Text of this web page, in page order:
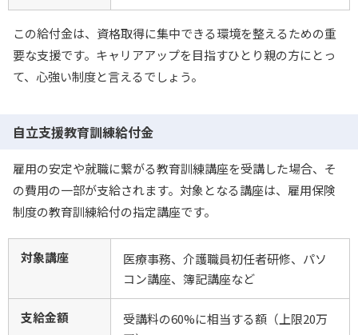
この給付金は、資格取得に集中できる環境を整えるための重
要な支援です。キャリアアップを目指すひとり親の方にとっ
て、心強い制度と言えるでしょう。
自立支援教育訓練給付金
雇用の安定や就職に繋がる教育訓練講座を受講した場合、そ
の費用の一部が支給されます。対象となる講座は、雇用保険
制度の教育訓練給付の指定講座です。
対象講座
医療事務、介護職員初任者研修、パソ
コン講座、簿記講座など
支給金額
受講料の60%に相当する額（上限20万